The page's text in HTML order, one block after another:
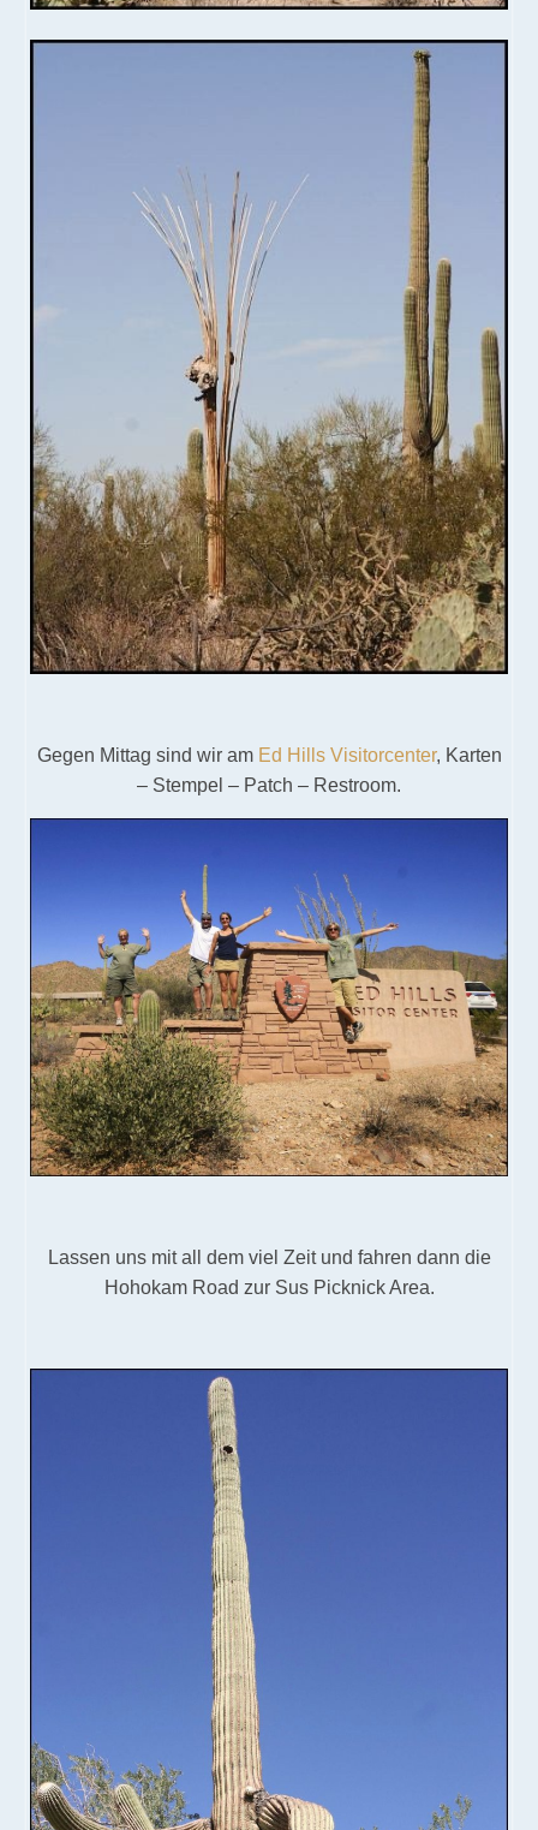
Gegen Mittag sind wir am Ed Hills Visitorcenter, Karten
– Stempel – Patch – Restroom.
Lassen uns mit all dem viel Zeit und fahren dann die
Hohokam Road zur Sus Picknick Area.